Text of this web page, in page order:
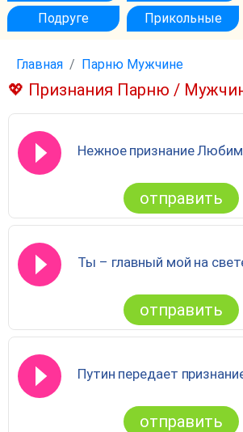
Подруге
Прикольные
Главная Парню Мужчине
💖 Признания Парню /
Нежное признание
отправить
Ты – главный мой на
отправить
Путин передает
отправить